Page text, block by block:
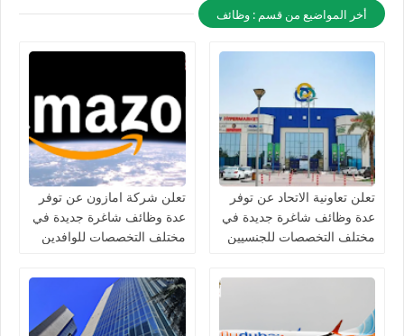
أخر المواضيع من قسم : وظائف
تعلن تعاونية الاتحاد عن توفر
عدة وظائف شاغرة جديدة في
مختلف التخصصات للجنسيين
تعلن شركة امازون عن توفر
عدة وظائف شاغرة جديدة في
مختلف التخصصات للوافدين